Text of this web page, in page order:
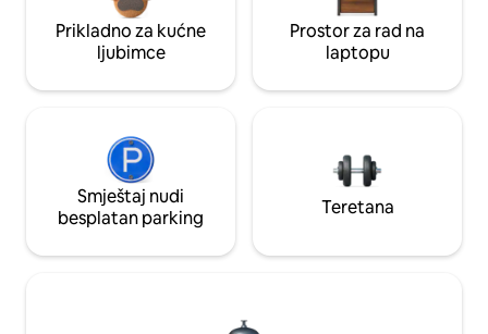
Prikladno za kućne
ljubimce
Prostor za rad na
laptopu
Smještaj nudi
besplatan parking
Teretana